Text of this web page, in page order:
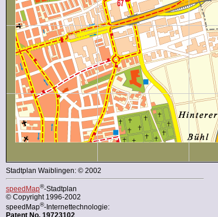
Stadtplan Waiblingen: © 2002
speedMap®-Stadtplan
© Copyright 1996-2002
speedMap®-Internettechnologie:
Patent No. 19723102